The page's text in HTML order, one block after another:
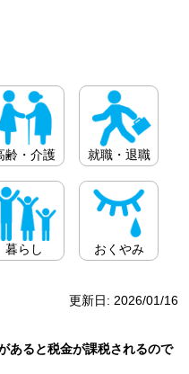
齢・介護 就職・退職
暮らし おくやみ
更新日: 2026/01/16
ると税金が課税されるので